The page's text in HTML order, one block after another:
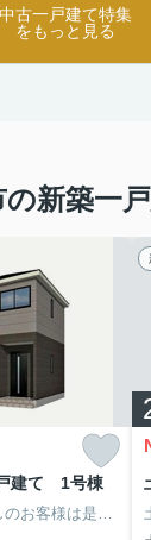
中古一戸建て特集
をもっと見る
新築一
建て 1号棟
土浦市で住まいをお探しのお客様は是非「リバティーホーム」へ